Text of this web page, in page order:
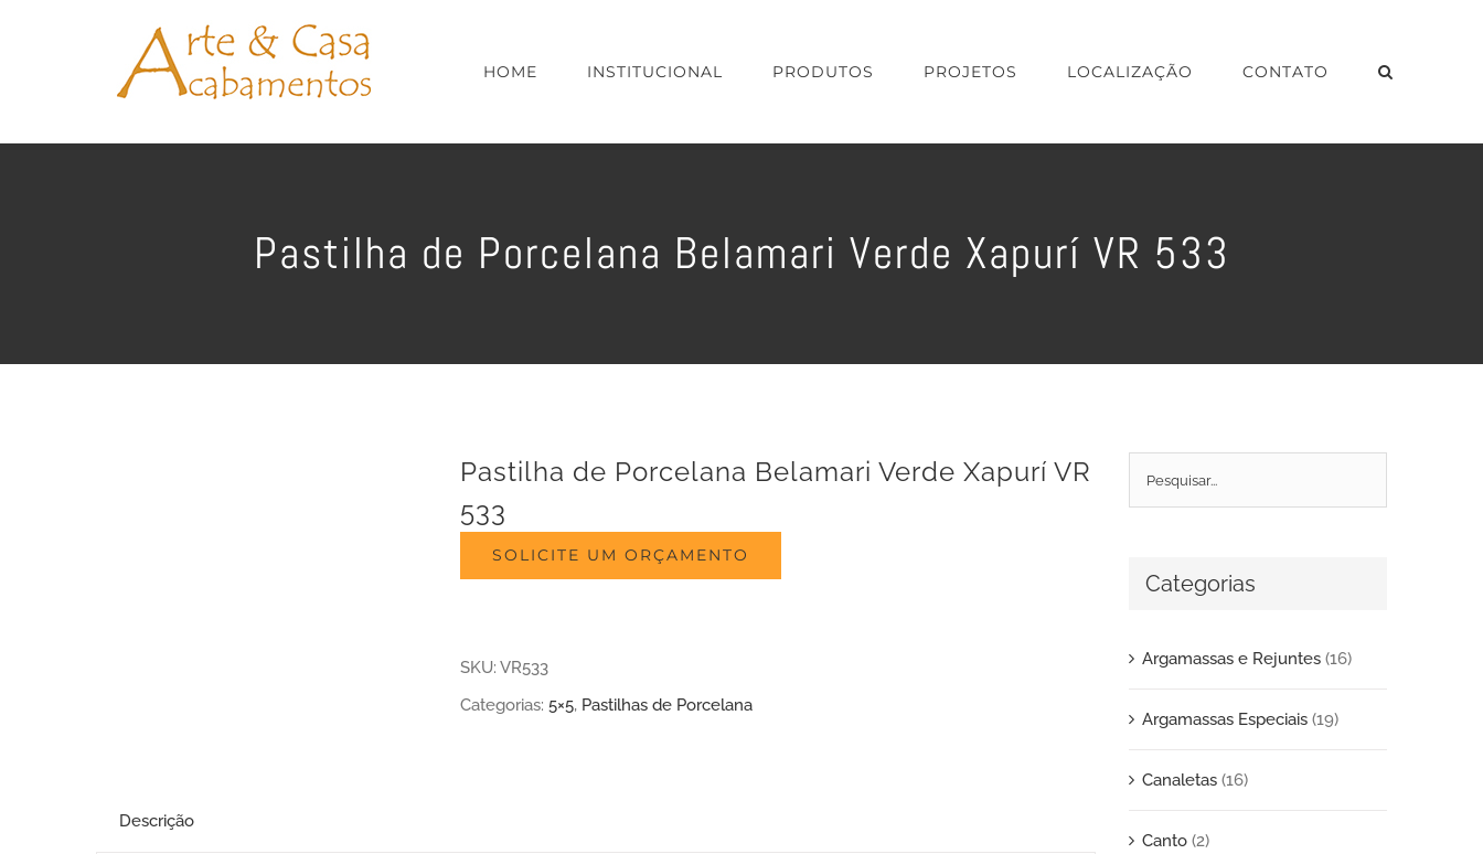
HOME INSTITUCIONAL PRODUTOS PROJETOS LOCALIZAÇÃO CONTATO
Pastilha de Porcelana Belamari Verde Xapurí VR 533
Pastilha de Porcelana Belamari Verde Xapurí VR
533
SOLICITE UM ORÇAMENTO
SKU: VR533
Categorias: 5×5, Pastilhas de Porcelana
Descrição
Categorias
Argamassas e Rejuntes (16)
Argamassas Especiais (19)
Canaletas (16)
Canto (2)